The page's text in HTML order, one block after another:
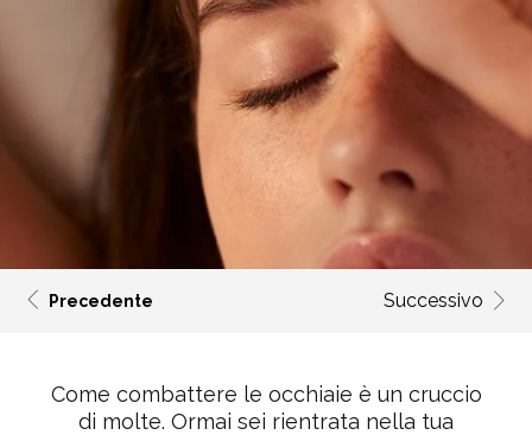
Precedente Successivo
Come combattere le occhiaie è un cruccio
di molte. Ormai sei rientrata nella tua